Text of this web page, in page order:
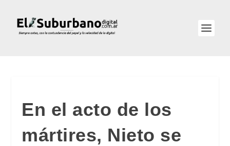
En el acto de los
mártires, Nieto se